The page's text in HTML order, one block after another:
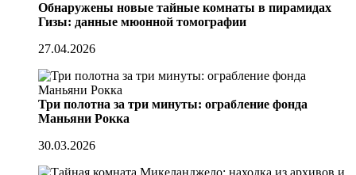
Обнаружены новые тайные комнаты в пирамидах
Гизы: данные мюонной томографии
27.04.2026
Три полотна за три минуты: ограбление фонда
Маньяни Рокка
30.03.2026